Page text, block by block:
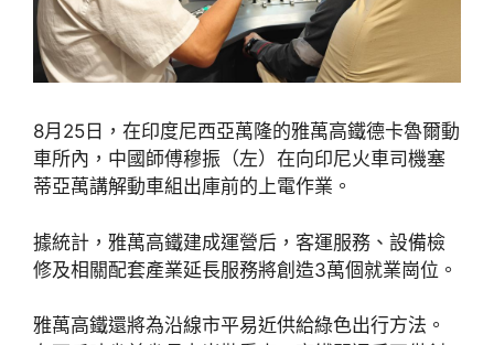
8月25日，在印度尼西亞萬隆的雅萬高鐵德卡魯爾動
車所內，中國師傅穆振（左）在向印尼火車司機塞
蒂亞萬講解動車組出庫前的上電作業。
據統計，雅萬高鐵建成運營后，客運服務、設備檢
修及相關配套產業延長服務將創造3萬個就業崗位。
雅萬高鐵還將為沿線市平易近供給綠色出行方法。